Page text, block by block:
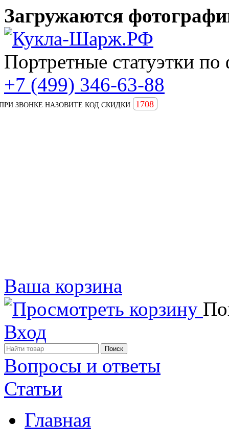
Загружаются
Портретные статуэтки по
+7 (499) 346-63-88
ЗВОНКЕ НАЗОВИТЕ КОД СКИДКИ 1708
Ваша корзина
Вход
Вопросы и ответы
Статьи
Главная